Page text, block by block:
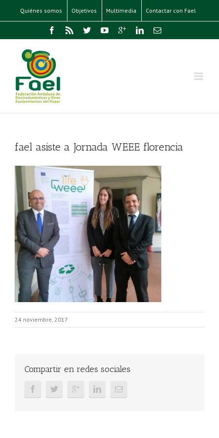
Quiénes somos Objetivos Multimedia Contactar con Fael
fael asiste a Jornada WEEE florencia
24 noviembre, 2017
Compartir en redes sociales